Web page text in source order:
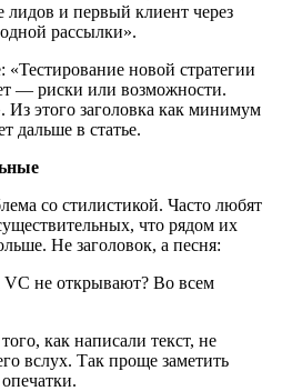
лидов и первый клиент через
рассылки».
новой стратегии
— риски или возможности.
Из этого заголовка как минимум
дальше в статье.
со стилистикой. Часто любят
что рядом их
Не заголовок, а песня:
как написали текст, не
вслух. Так проще заметить